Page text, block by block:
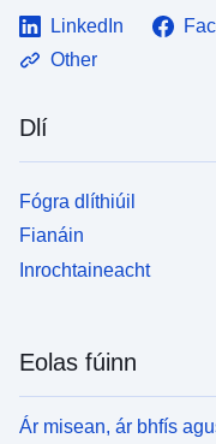
LinkedIn
Other
Dlí
Fógra dlíthiúil
Fianáin
Inrochtaineacht
Eolas fúinn
Ár misean, ár bhfís